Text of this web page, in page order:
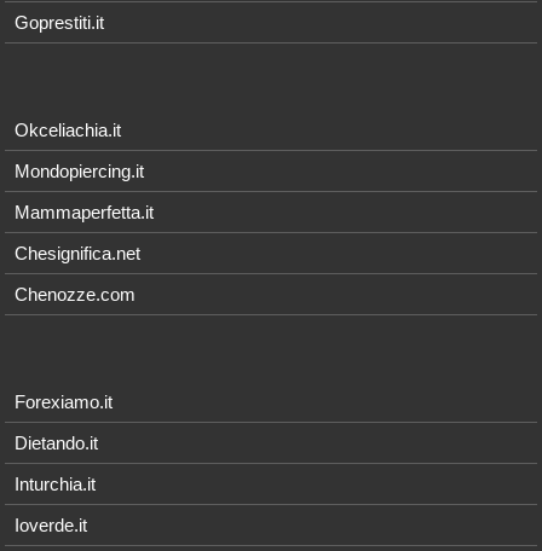
Goprestiti.it
Okceliachia.it
Mondopiercing.it
Mammaperfetta.it
Chesignifica.net
Chenozze.com
Forexiamo.it
Dietando.it
Inturchia.it
Ioverde.it